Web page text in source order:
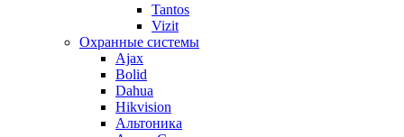
Tantos
Vizit
Охранные системы
Ajax
Bolid
Dahua
Hikvision
Альтоника